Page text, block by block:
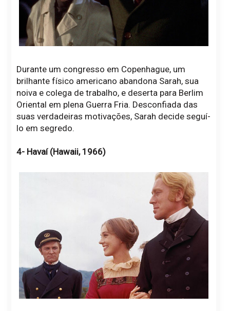
Durante um congresso em Copenhague, um
brilhante físico americano abandona Sarah, sua
noiva e colega de trabalho, e deserta para Berlim
Oriental em plena Guerra Fria. Desconfiada das
suas verdadeiras motivações, Sarah decide seguí-
lo em segredo.
4- Havaí (Hawaii, 1966)